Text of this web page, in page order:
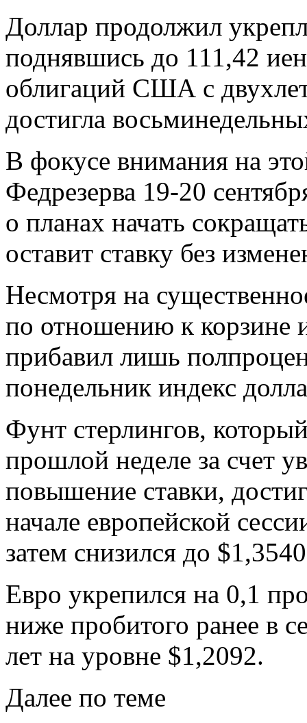
Доллар продолжил
поднявшись до 111,42
облигаций США с
достигла
В фокусе внимания на
Федрезерва 19-20
о планах начать
оставит ставку без
Несмотря на
по отношению к корзине
прибавил лишь
понедельник индекс
Фунт стерлингов,
прошлой неделе за счет
повышение ставки,
начале европейской
затем снизился до
Евро укрепился на 0,1
ниже пробитого ранее в
лет на уровне $1,2092.
Далее по теме